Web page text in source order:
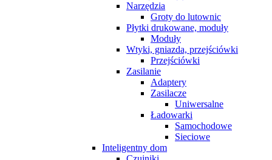
Narzędzia
Groty do lutownic
Płytki drukowane, moduły
Moduły
Wtyki, gniazda, przejściówki
Przejściówki
Zasilanie
Adaptery
Zasilacze
Uniwersalne
Ładowarki
Samochodowe
Sieciowe
Inteligentny dom